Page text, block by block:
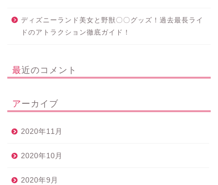
ディズニーランド美女と野獣〇〇グッズ！過去最長ライ
ドのアトラクション徹底ガイド！
最近のコメント
アーカイブ
2020年11月
2020年10月
2020年9月